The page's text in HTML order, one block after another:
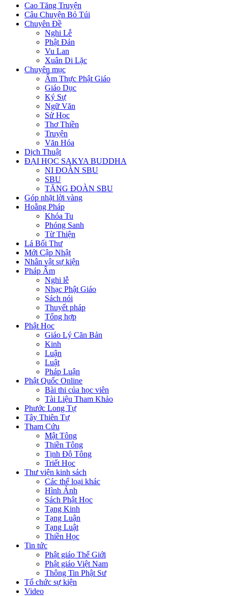
Cao Tăng Truyện
Câu Chuyện Bỏ Túi
Chuyên Đề
Nghi Lễ
Phật Đản
Vu Lan
Xuân Di Lặc
Chuyên mục
Ẩm Thực Phật Giáo
Giáo Dục
Ký Sự
Ngữ Văn
Sử Học
Thơ Thiền
Truyện
Văn Hóa
Dịch Thuật
ĐẠI HỌC SAKYA BUDDHA
NI ĐOÀN SBU
SBU
TĂNG ĐOÀN SBU
Góp nhặt lời vàng
Hoằng Pháp
Khóa Tu
Phóng Sanh
Từ Thiện
Lá Bối Thư
Mới Cập Nhật
Nhân vật sự kiện
Pháp Âm
Nghi lễ
Nhạc Phật Giáo
Sách nói
Thuyết pháp
Tổng hợp
Phật Học
Giáo Lý Căn Bản
Kinh
Luận
Luật
Pháp Luận
Phật Quốc Online
Bài thi của học viên
Tài Liệu Tham Khảo
Phước Long Tự
Tây Thiên Tự
Tham Cứu
Mật Tông
Thiền Tông
Tịnh Độ Tông
Triết Học
Thư viện kinh sách
Các thể loại khác
Hình Ảnh
Sách Phật Học
Tạng Kinh
Tạng Luận
Tạng Luật
Thiền Học
Tin tức
Phật giáo Thế Giới
Phật giáo Việt Nam
Thông Tin Phật Sư
Tổ chức sự kiện
Video